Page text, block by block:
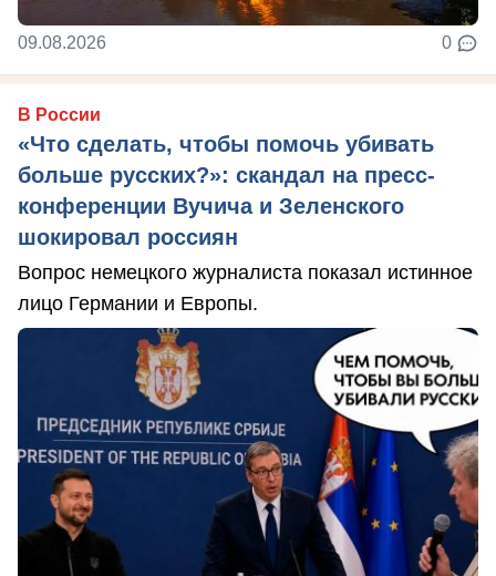
09.08.2026 0
В России
«Что сделать, чтобы помочь убивать
больше русских?»: скандал на пресс-
конференции Вучича и Зеленского
шокировал россиян
Вопрос немецкого журналиста показал истинное
лицо Германии и Европы.